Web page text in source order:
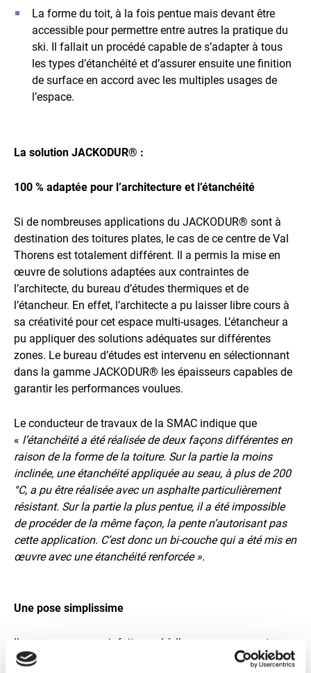
La forme du toit, à la fois pentue mais devant être
accessible pour permettre entre autres la pratique du
ski. Il fallait un procédé capable de s’adapter à tous
les types d’étanchéité et d’assurer ensuite une finition
de surface en accord avec les multiples usages de
l’espace.
La solution JACKODUR® :
100 % adaptée pour l’architecture et l’étanchéité
Si de nombreuses applications du JACKODUR® sont à
destination des toitures plates, le cas de ce centre de Val
Thorens est totalement différent. Il a permis la mise en
œuvre de solutions adaptées aux contraintes de
l’architecte, du bureau d’études thermiques et de
l’étancheur. En effet, l’architecte a pu laisser libre cours à
sa créativité pour cet espace multi-usages. L’étancheur a
pu appliquer des solutions adéquates sur différentes
zones. Le bureau d’études est intervenu en sélectionnant
dans la gamme JACKODUR® les épaisseurs capables de
garantir les performances voulues.
Le conducteur de travaux de la SMAC indique que
« l’étanchéité a été réalisée de deux façons différentes en
raison de la forme de la toiture. Sur la partie la moins
inclinée, une étanchéité appliquée au seau, à plus de 200
°C, a pu être réalisée avec un asphalte particulièrement
résistant. Sur la partie la plus pentue, il a été impossible
de procéder de la même façon, la pente n’autorisant pas
cette application. C’est donc un bi-couche qui a été mis en
œuvre avec une étanchéité renforcée ».
Une pose simplissime
Il avoue ne pas avoir fait appel à l’accompagnement
proposé par JACKON. «
La mise en œuvre des panneaux